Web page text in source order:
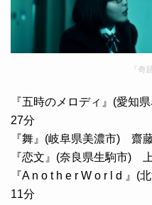
『奇
『五時のメロディ』(愛
27分
『舞』(岐阜県美濃市) 齋
『恋文』(奈良県生駒市)
『A n o t h e r W o r l d
11分